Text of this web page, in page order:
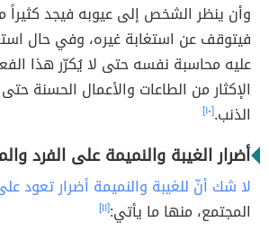
وأن ينظر الشخص إلى عيوبه فيجد كثيراً
فيتوقف عن استغابة غيره، وفي حال
عليه محاسبة نفسه حتى لا يُكرّر هذا
الإكثار من الطاعات والأعمال الحسنة
الذنب.[١٠]
أضرار الغيبة والنميمة على الفرد
لا شك أنّ للغيبة والنميمة أضرار تعود
المجتمع، منها ما يأتي:[١١]